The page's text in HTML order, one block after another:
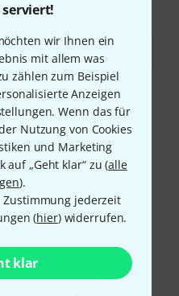
wir Ihnen ein
mit allem was
zählen zum Beispiel
Anzeigen
Wenn das für
Nutzung von Cookies
und Marketing
„Geht klar“ zu (alle
).
jederzeit
(hier) widerrufen.
klar
per Nachnahme,
Klarna Sofort bezahlen